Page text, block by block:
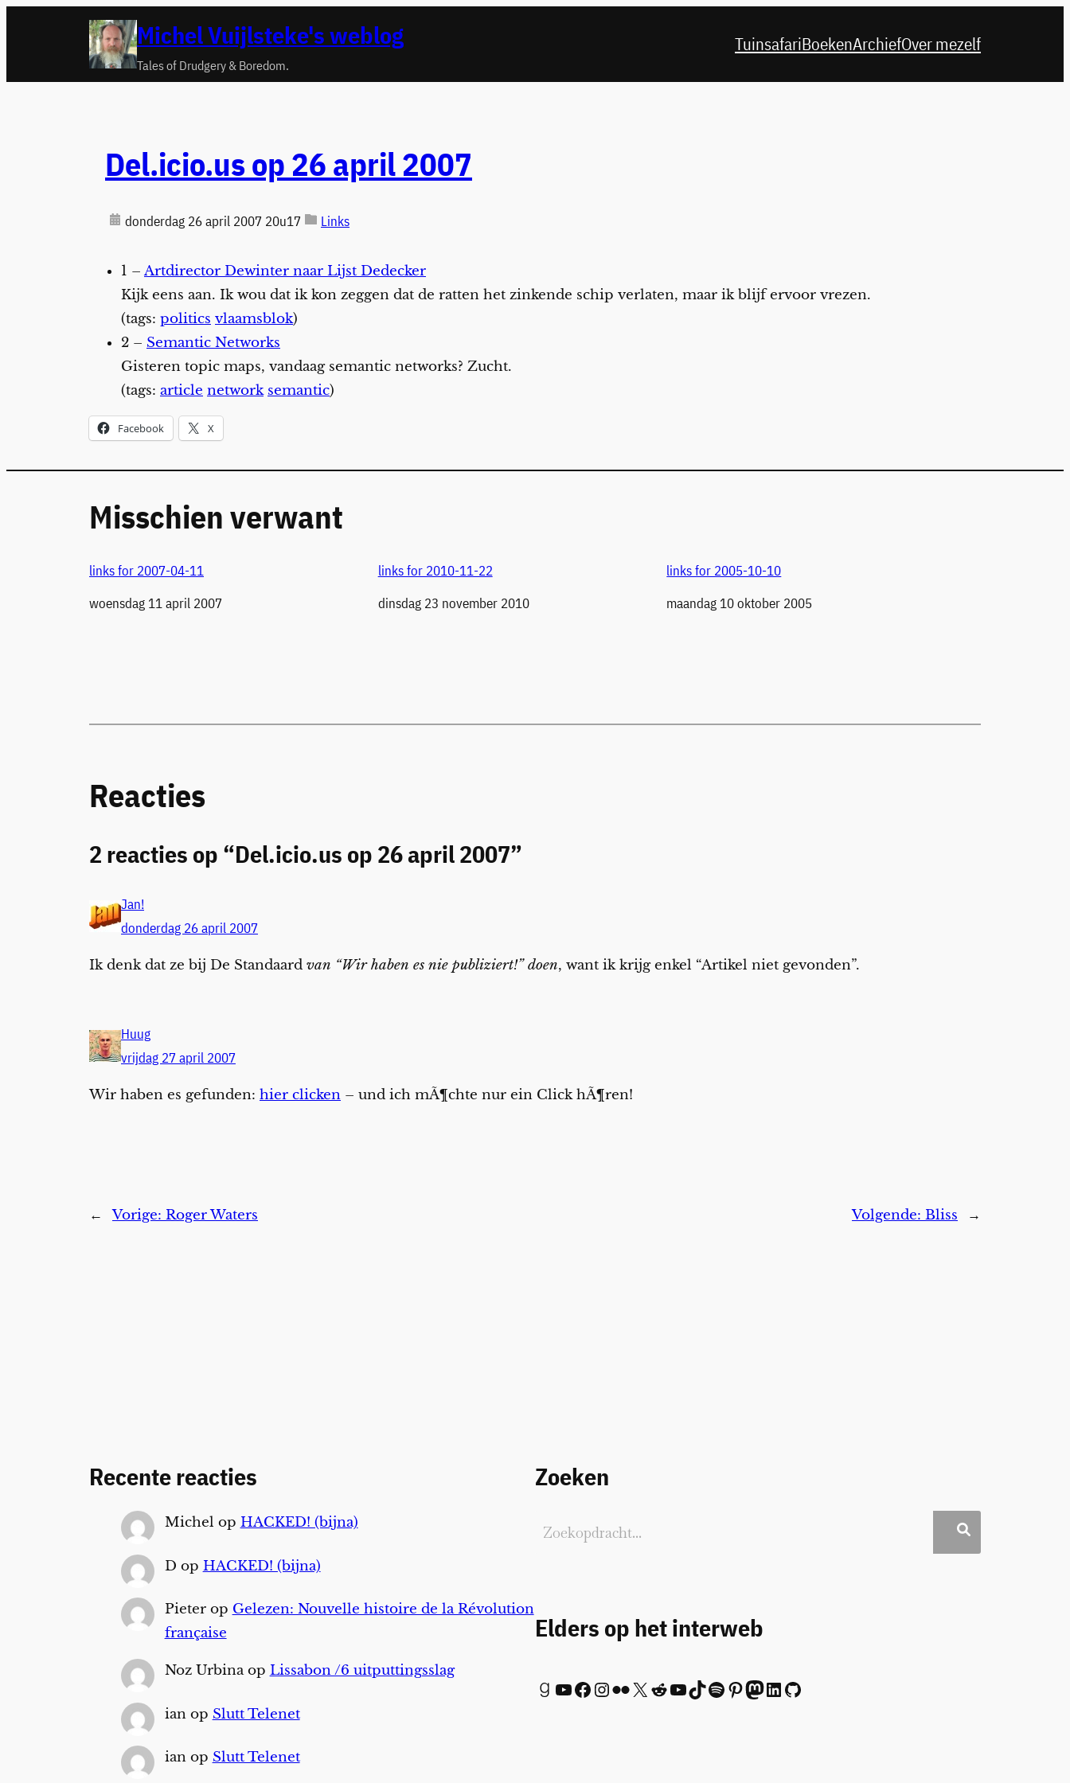
Michel Vuijlsteke's weblog
Tales of Drudgery & Boredom.
TuinsafariBoekenArchiefOver mezelf
Del.icio.us op 26 april 2007
donderdag 26 april 2007 20u17 Links
1 – Artdirector Dewinter naar Lijst Dedecker
Kijk eens aan. Ik wou dat ik kon zeggen dat de ratten het zinkende schip verlaten, maar ik blijf ervoor vrezen.
(tags: politics vlaamsblok)
2 – Semantic Networks
Gisteren topic maps, vandaag semantic networks? Zucht.
(tags: article network semantic)
Facebook X
Misschien verwant
links for 2007-04-11
Datum
woensdag 11 april 2007
links for 2010-11-22
Datum
dinsdag 23 november 2010
links for 2005-10-10
Datum
maandag 10 oktober 2005
Reacties
2 reacties op “Del.icio.us op 26 april 2007”
Jan!
donderdag 26 april 2007
Ik denk dat ze bij De Standaard van “Wir haben es nie publiziert!” doen, want ik krijg enkel “Artikel niet gevonden”.
Huug
vrijdag 27 april 2007
Wir haben es gefunden: hier clicken – und ich mÃ¶chte nur ein Click hÃ¶ren!
← Vorige: Roger Waters Volgende: Bliss →
Recente reacties
Michel op HACKED! (bijna)
D op HACKED! (bijna)
Pieterop Gelezen: Nouvelle histoire de la Révolution
française
Noz Urbinaop Lissabon /6 uitputtingsslag
ianop Slutt Telenet
ianop Slutt Telenet
Zoeken
Elders op het interweb
Goodreads YouTube Facebook InstagramFlickr X Reddit YouTube TikTok Spotify Pinterest Mastodon LinkedIn GitHub